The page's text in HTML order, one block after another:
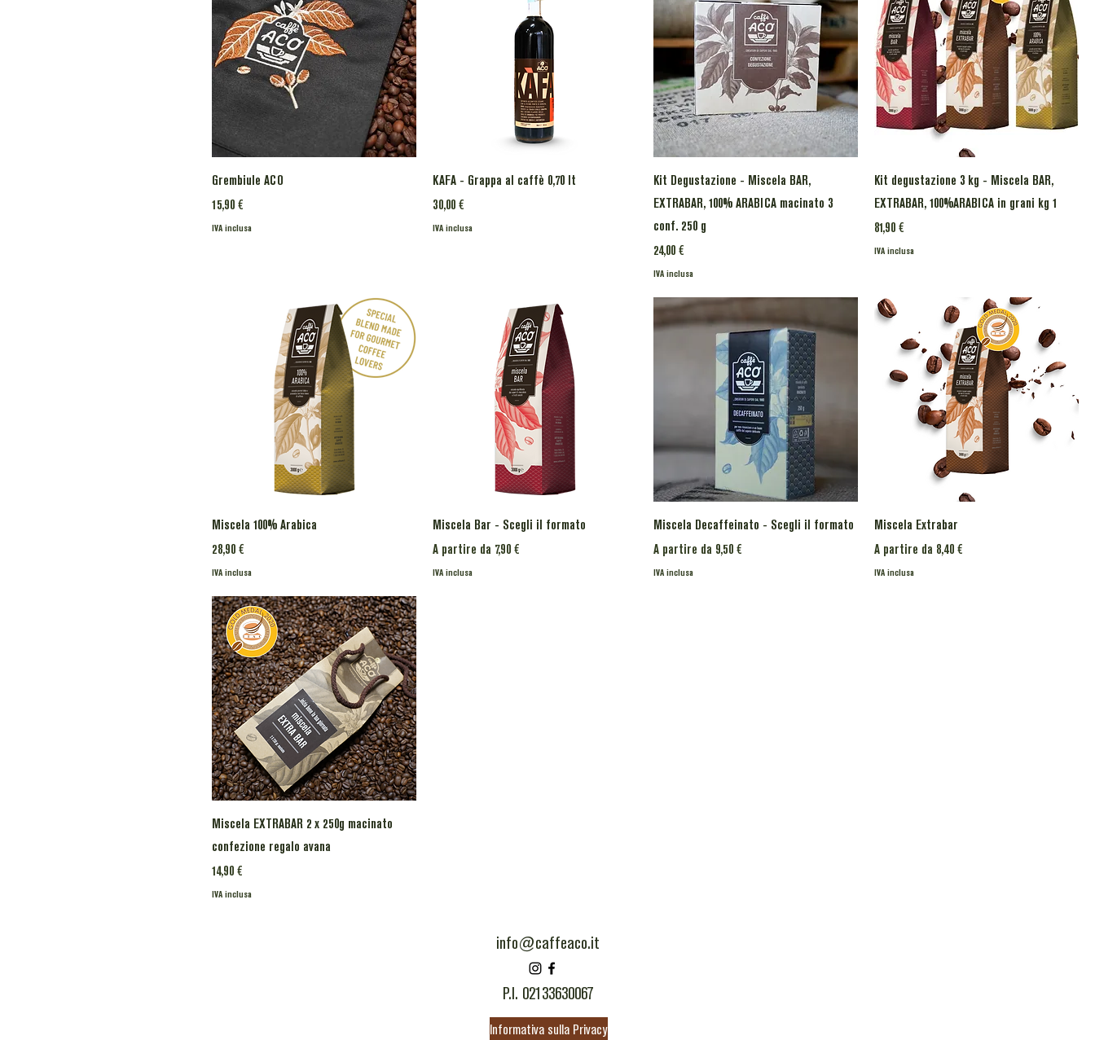
Grembiule ACO
Prezzo
15,90 €
IVA inclusa
KAFA - Grappa al caffè 0,70 lt
Prezzo
30,00 €
IVA inclusa
Kit Degustazione - Miscela BAR,
EXTRABAR, 100% ARABICA macinato 3
conf. 250 g
Prezzo
24,00 €
IVA inclusa
Kit degustazione 3 kg - Miscela BAR,
EXTRABAR, 100%ARABICA in grani kg 1
Prezzo
81,90 €
IVA inclusa
Miscela 100% Arabica
Prezzo
28,90 €
IVA inclusa
Miscela Bar - Scegli il formato
A partire da 7,90 €
Prezzo scontato
IVA inclusa
Miscela Decaffeinato - Scegli il formato
A partire da 9,50 €
Prezzo scontato
IVA inclusa
Miscela Extrabar
A partire da 8,40 €
Prezzo scontato
IVA inclusa
Miscela EXTRABAR 2 x 250g macinato
confezione regalo avana
Prezzo
14,90 €
IVA inclusa
info@caffeaco.it
P.I. 02133630067
Informativa sulla Privacy